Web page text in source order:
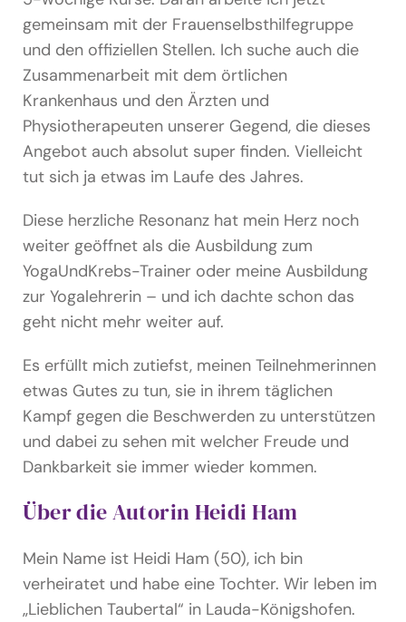
gemeinsam mit der Frauenselbsthilfegruppe
und den offiziellen Stellen. Ich suche auch die
Zusammenarbeit mit dem örtlichen
Krankenhaus und den Ärzten und
Physiotherapeuten unserer Gegend, die dieses
Angebot auch absolut super finden. Vielleicht
tut sich ja etwas im Laufe des Jahres.
Diese herzliche Resonanz hat mein Herz noch
weiter geöffnet als die Ausbildung zum
YogaUndKrebs-Trainer oder meine Ausbildung
zur Yogalehrerin – und ich dachte schon das
geht nicht mehr weiter auf.
Es erfüllt mich zutiefst, meinen Teilnehmerinnen
etwas Gutes zu tun, sie in ihrem täglichen
Kampf gegen die Beschwerden zu unterstützen
und dabei zu sehen mit welcher Freude und
Dankbarkeit sie immer wieder kommen.
Über die Autorin Heidi Ham
Mein Name ist Heidi Ham (50), ich bin
verheiratet und habe eine Tochter. Wir leben im
„Lieblichen Taubertal“ in Lauda-Königshofen.